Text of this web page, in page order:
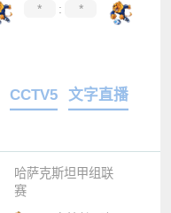
* :
*
CCTV5 文字直播
哈萨克斯坦甲组联
赛